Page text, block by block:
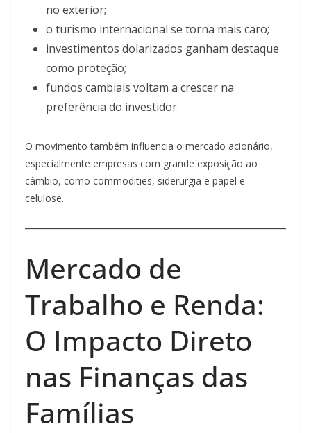
no exterior;
o turismo internacional se torna mais caro;
investimentos dolarizados ganham destaque
como proteção;
fundos cambiais voltam a crescer na
preferência do investidor.
O movimento também influencia o mercado acionário,
especialmente empresas com grande exposição ao
câmbio, como commodities, siderurgia e papel e
celulose.
Mercado de
Trabalho e Renda:
O Impacto Direto
nas Finanças das
Famílias